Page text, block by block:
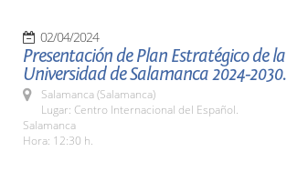
02/04/2024
Presentación de Plan Estratégico de la
Universidad de Salamanca 2024-2030.
Salamanca (Salamanca)
Lugar: Centro Internacional del Español.
Salamanca
Hora: 12:30 h.